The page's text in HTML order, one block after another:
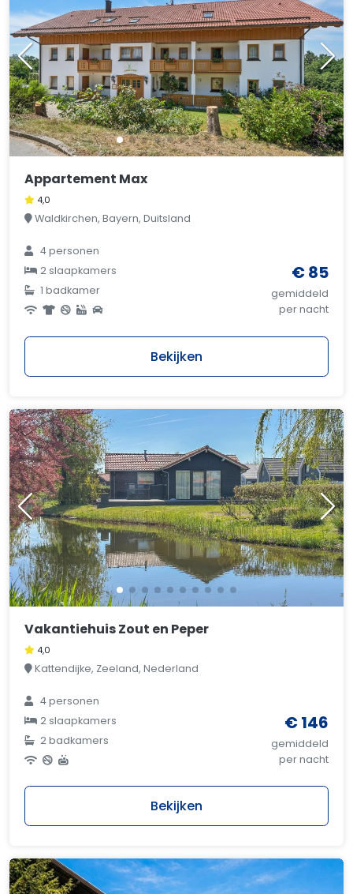
Appartement Max
4,0
Waldkirchen, Bayern, Duitsland
4 personen
2 slaapkamers
1 badkamer
€ 85
gemiddeld
per nacht
Bekijken
Vakantiehuis Zout en Peper
4,0
Kattendijke, Zeeland, Nederland
4 personen
2 slaapkamers
2 badkamers
€ 146
gemiddeld
per nacht
Bekijken